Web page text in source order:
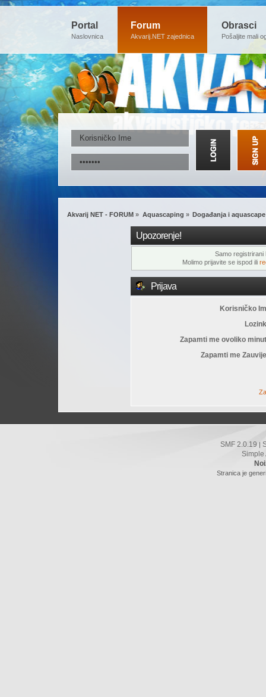
Portal
Naslovnica
Forum
Akvarij.NET zajednica
Obrasci
Pošaljite mali
Akvarij NET - FORUM » Aquascaping » Događanja i
Upozorenje!
Samo registrirani
Molimo prijavite se ispod ili
Prijava
Korisničko
Zapamti me ovoliko
Zapamti me
SMF 2.0.19
Simple
Stranica je